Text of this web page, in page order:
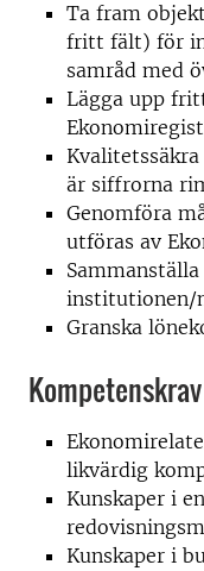
Ta fram
fritt fält) för
samråd med
Lägga upp
är siffrorna
Genomföra
utföras av
institutionen/
Granska
Kompetenskrav
likvärdig
Kunskaper i
Kunskaper i